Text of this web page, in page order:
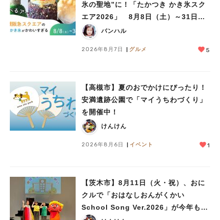
氷の聖地”に！「たかつき かき氷スク
エア2026」 8月8日（土）～31日
（月）バンハル
2026年8月7日 グルメ 5
【高槻市】夏のおでかけにぴったり！
安満遺跡公園で「マイうちわづくり」
を開催中！
けんけん
2026年8月6日 イベント 1
【茨木市】8月11日（火・祝）、おに
クルで「おはなしおんがくかい
School Song Ver.2026」が今年も開